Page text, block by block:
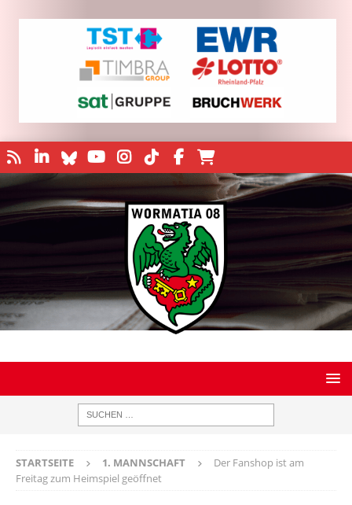
STARTSEITE 1. MANNSCHAFT
Der Fanshop ist am
Freitag zum Heimspiel geöffnet